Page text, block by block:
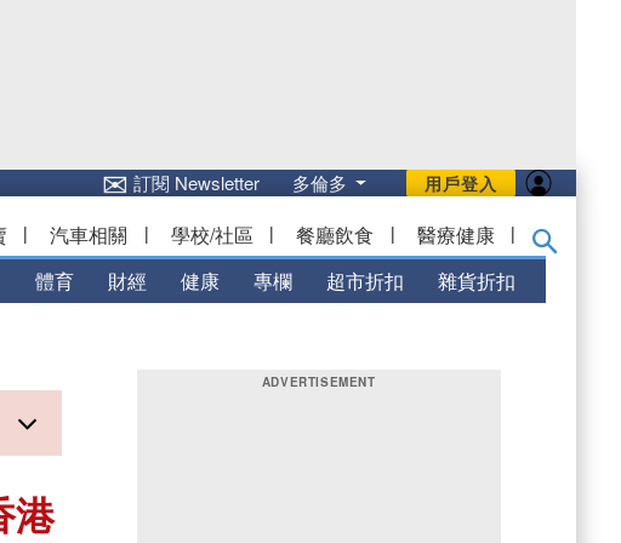
用戶登入
✉訂閱 Newsletter 多倫多
| 汽車相關 | 學校/社區 | 餐廳飲食 | 醫療健康 |
體育 財經 健康 專欄 超市折扣 雜貨折扣
港